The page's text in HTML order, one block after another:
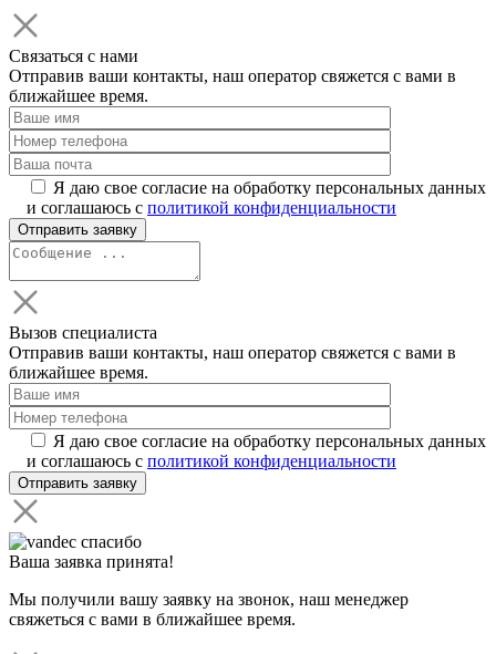
Связаться с нами
Отправив ваши контакты, наш оператор свяжется с вами в
ближайшее время.
Я даю свое согласие на обработку персональных данных
и соглашаюсь с политикой конфиденциальности
Вызов специалиста
Отправив ваши контакты, наш оператор свяжется с вами в
ближайшее время.
Я даю свое согласие на обработку персональных данных
и соглашаюсь с политикой конфиденциальности
Ваша заявка принята!
Мы получили вашу заявку на звонок, наш менеджер
свяжеться с вами в ближайшее время.